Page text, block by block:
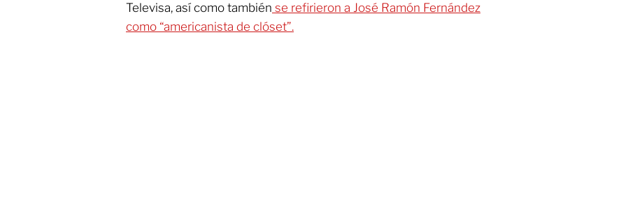
Televisa, así como también se refirieron a José Ramón Fernández
como “americanista de clóset”.